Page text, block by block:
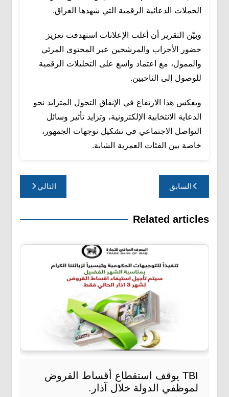
الحملات الدعائية الرقمية التي شهدها العراق.
وبيّن التقرير أن أغلب الإعلانات استهدفت تعزيز
حضور الأحزاب والمرشحين عبر المحتوى المرئي
والممول، مع اعتماد واسع على التحليلات الرقمية
للوصول إلى الناخبين.
ويعكس هذا الارتفاع في الإنفاق التحول المتزايد نحو
الدعاية الانتخابية الإلكترونية، وتزايد تأثير وسائل
التواصل الاجتماعي في تشكيل توجهات الجمهور،
خاصة بين الفئات العمرية الشابة.
تصفّح
المقالات
السابق التالي
Related articles
TBI يوقف استقطاع أقساط القروض
لموظفي الدولة خلال آذار.